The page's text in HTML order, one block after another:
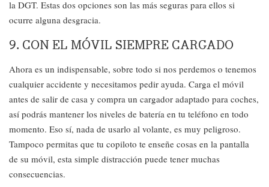
la DGT. Estas dos opciones son las más seguras para ellos si
ocurre alguna desgracia.
9. CON EL MÓVIL SIEMPRE CARGADO
Ahora es un indispensable, sobre todo si nos perdemos o tenemos
cualquier accidente y necesitamos pedir ayuda. Carga el móvil
antes de salir de casa y compra un cargador adaptado para coches,
así podrás mantener los niveles de batería en tu teléfono en todo
momento. Eso sí, nada de usarlo al volante, es muy peligroso.
Tampoco permitas que tu copiloto te enseñe cosas en la pantalla
de su móvil, esta simple distracción puede tener muchas
consecuencias.